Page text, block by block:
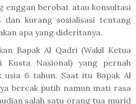
enggan berobat atau konsultasi
dan kurang sosialisasi tentang
apa yang dideritanya.
Bapak Al Qadri (Wakil Ketua
Kusta Nasional) yang pernah
6 tahun. Saat itu Bapak Al
bercak putih namun mati rasa
salah satu orang tua murid